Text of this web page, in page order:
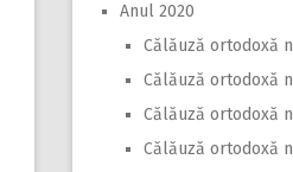
Anul 2020
Călăuză ortodoxă
Călăuză ortodoxă
Călăuză ortodoxă
Călăuză ortodoxă